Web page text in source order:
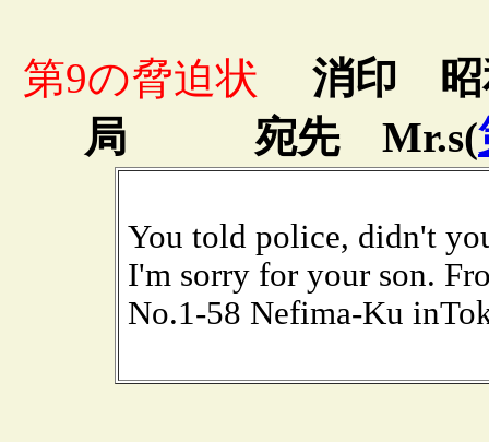
第9の脅迫状
消印 昭
局 宛先 Mr.s(
You told police, didn't
I'm sorry for your son.
No.1-58 Nefima-Ku